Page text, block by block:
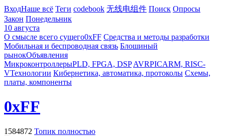
ВходНаше всё Теги codebook 无线电组件 Поиск Опросы
Закон Понедельник
10 августа
О смысле всего сущего0xFF Средства и методы разработки
Мобильная и беспроводная связь Блошиный
рынокОбъявления
МикроконтроллерыPLD, FPGA, DSP AVRPICARM, RISC-
VТехнологии Кибернетика, автоматика, протоколы Схемы,
платы, компоненты
0xFF
1584872 Топик полностью